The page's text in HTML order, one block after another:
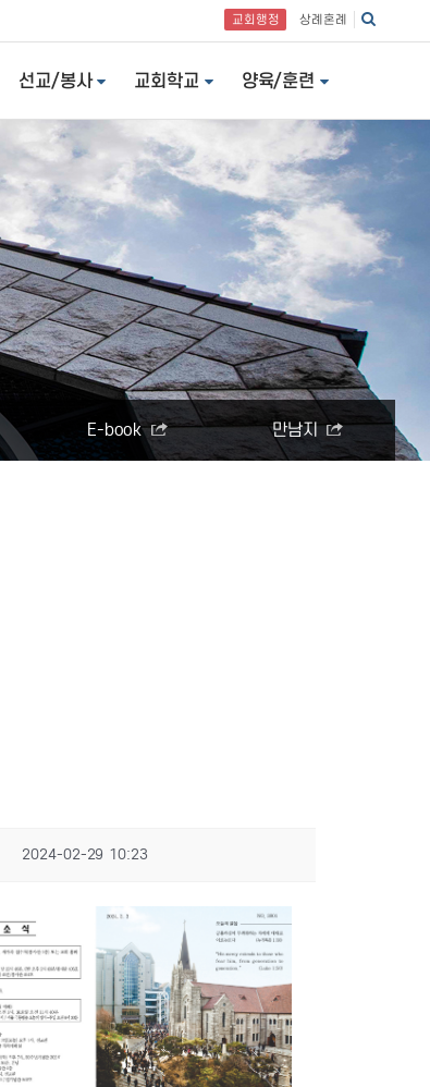
교회행정 상례혼례
선교/봉사 교회학교 양육/훈련
E-book 만남지
2024-02-29 10:23